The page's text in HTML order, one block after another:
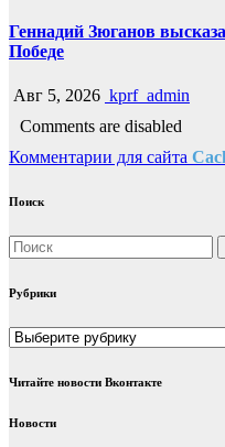
Геннадий Зюганов
Победе
Авг 5, 2026 kprf_admin
Comments are disabled
Комментарии для сайта
Поиск
Рубрики
Рубрики
Читайте новости Вконтакте
Новости